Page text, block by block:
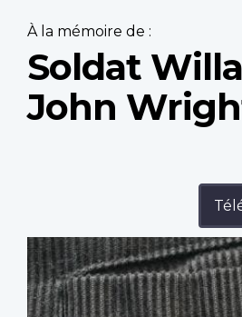
À la mémoire de :
Soldat
John
Profile
image